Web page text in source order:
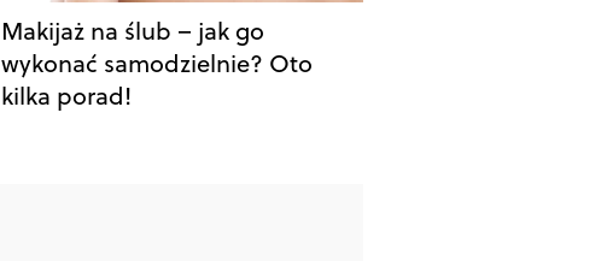
Makijaż na ślub – jak go
wykonać samodzielnie? Oto
kilka porad!